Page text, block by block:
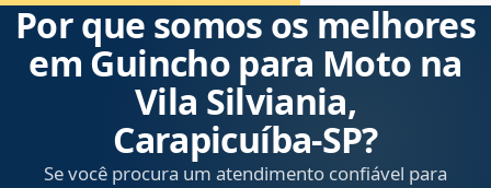
Por que somos os melhores
em Guincho para Moto na
Vila Silviania,
Carapicuíba‑SP?
Se você procura um atendimento confiável para